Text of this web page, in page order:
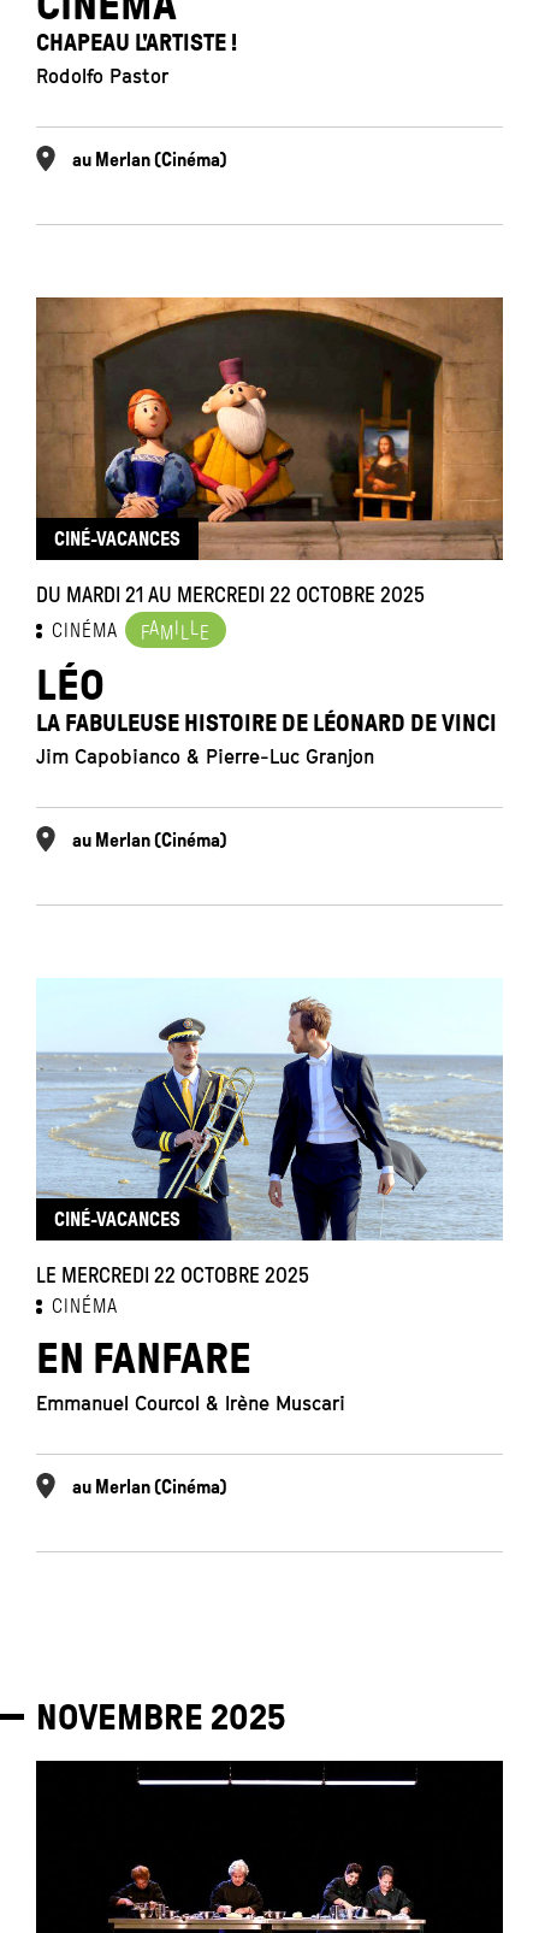
CHAPEAU L'ARTISTE !
Rodolfo Pastor
au Merlan (Cinéma)
CINÉ-VACANCES
DU MARDI 21 AU MERCREDI 22 OCTOBRE 2025
CINÉMA FAM LE
LÉO
LA FABULEUSE HISTOIRE DE LÉONARD DE VINCI
Jim Capobianco & Pierre-Luc Granjon
au Merlan (Cinéma)
CINÉ-VACANCES
LE MERCREDI 22 OCTOBRE 2025
CINÉMA
EN FANFARE
Emmanuel Courcol & Irène Muscari
au Merlan (Cinéma)
NOVEMBRE 2025